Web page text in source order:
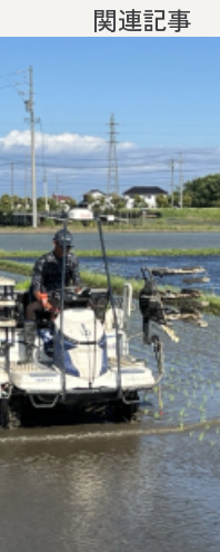
関連記事